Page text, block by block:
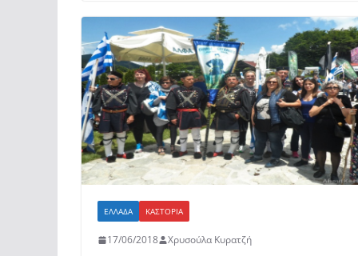
b
o
o
k
A
p
p
σ
τε
ίτ
ε
ΕΛΛΆΔΑ ΚΑΣΤΟΡΙΆ
17/06/2018 Χρυσούλα Κυρατζή